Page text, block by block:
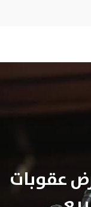
عقوبات